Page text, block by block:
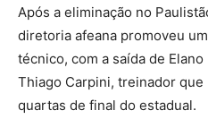
Após a eliminação no
diretoria afeana promoveu
técnico, com a saída de
Thiago Carpini, treinador
quartas de final do estadual.